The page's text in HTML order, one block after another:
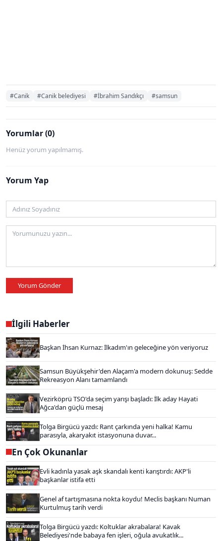
#Canik #Canik belediyesi #İbrahim Sandıkçı #samsun
Yorumlar (0)
Henüz yorum yapılmamış.
Yorum Yap
Yorum Gönder
İlgili Haberler
Başkan İhsan Kurnaz: İlkadım'ın geleceğine yön veriyoruz
Samsun Büyükşehir'den Alaçam'a modern dokunuş: Sedde
Rekreasyon Alanı tamamlandı
Vezirköprü TSO'da seçim yarışı başladı: İlk aday Hayati
Ağca'dan güçlü mesaj
Tolga Birgücü yazdı: Rant çarkında yeni halka! Kamu
parasıyla, akaryakıt istasyonuna duvar...
En Çok Okunanlar
Evli kadınla yasak aşk skandalı kenti karıştırdı: AKP'li
başkanlar istifa etti
Genel af tartışmasına nokta koydu! Meclis başkanı Numan
Kurtulmuş tarih verdi
Tolga Birgücü yazdı: Koltuklar akrabalara! Kavak
Belediyesi'nde babaya fen işleri, oğula avukatlık...